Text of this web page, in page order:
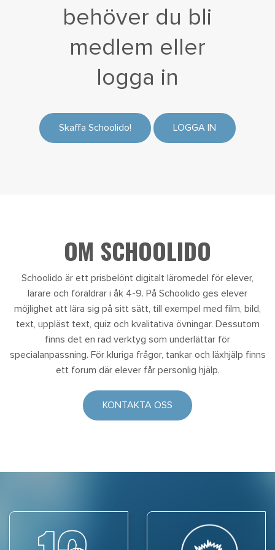
behöver du bli
medlem eller
logga in
Skaffa Schoolido! LOGGA IN
OM SCHOOLIDO
Schoolido är ett prisbelönt digitalt läromedel för elever,
lärare och föräldrar i åk 4-9. På Schoolido ges elever
möjlighet att lära sig på sitt sätt, till exempel med film, bild,
text, uppläst text, quiz och kvalitativa övningar. Dessutom
finns det en rad verktyg som underlättar för
specialanpassning. För kluriga frågor, tankar och läxhjälp finns
ett forum där elever får personlig hjälp.
KONTAKTA OSS